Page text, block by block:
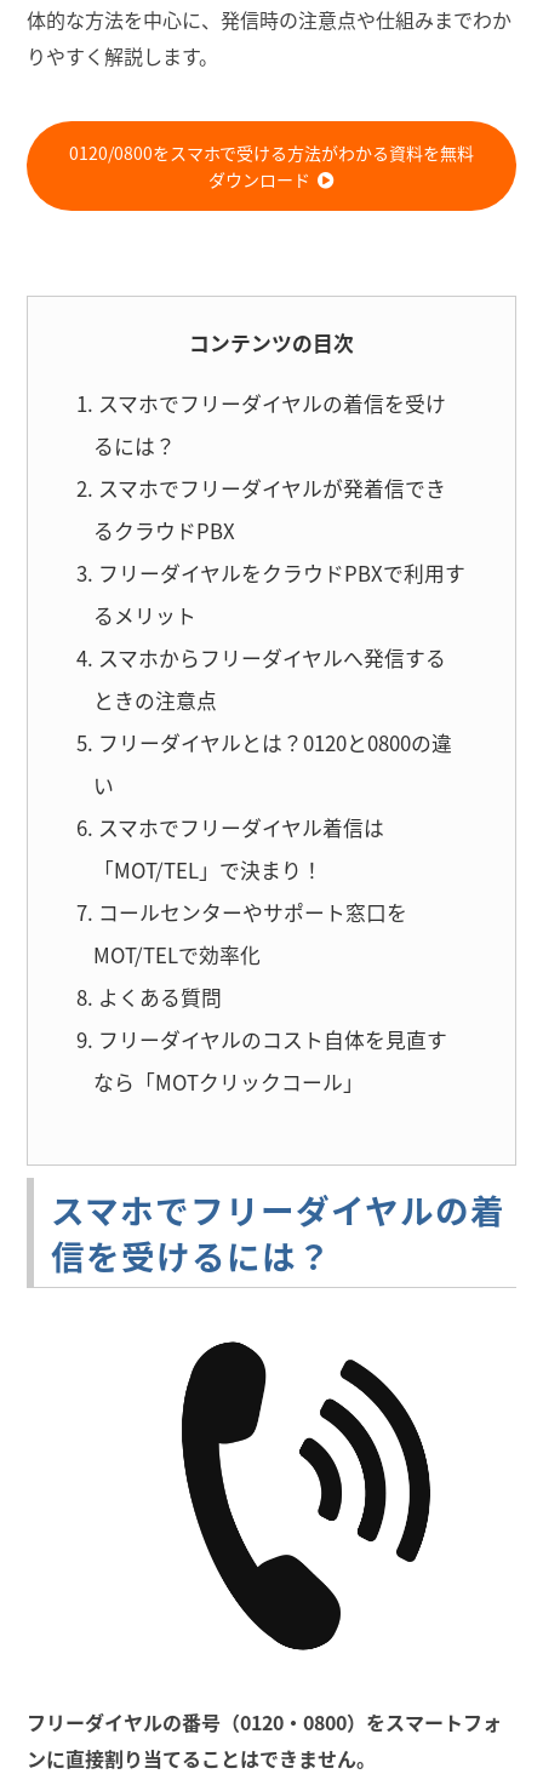
体的な方法を中心に、発信時の注意点や仕組みまでわか
りやすく解説します。
0120/0800をスマホで受ける方法がわかる資料を無料
ダウンロード
コンテンツの目次
スマホでフリーダイヤルの着信を受け
るには？
スマホでフリーダイヤルが発着信でき
るクラウドPBX
フリーダイヤルをクラウドPBXで利用す
るメリット
スマホからフリーダイヤルへ発信する
ときの注意点
フリーダイヤルとは？0120と0800の違
い
スマホでフリーダイヤル着信は
「MOT/TEL」で決まり！
コールセンターやサポート窓口を
MOT/TELで効率化
よくある質問
フリーダイヤルのコスト自体を見直す
なら「MOTクリックコール」
スマホでフリーダイヤルの着
信を受けるには？
フリーダイヤルの番号（0120・0800）をスマートフォ
ンに直接割り当てることはできません。